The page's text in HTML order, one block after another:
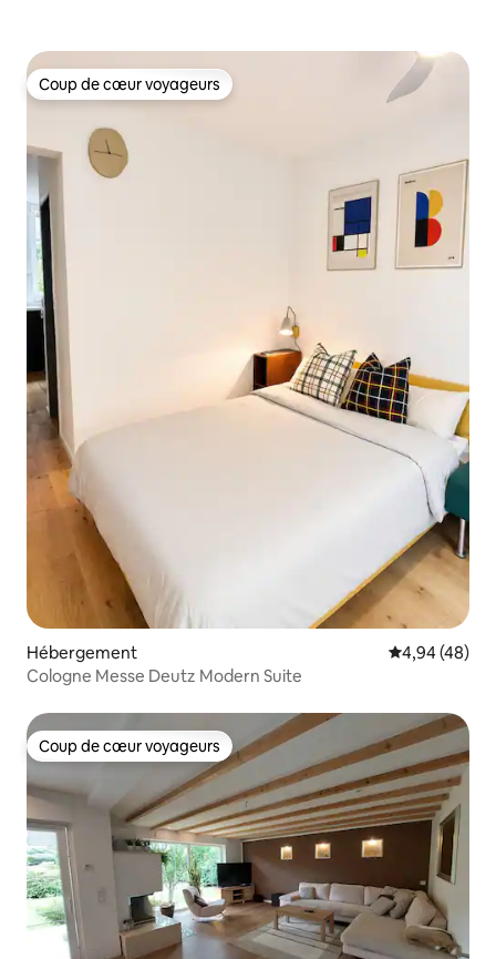
Coup de cœur voyageurs
Coup de cœur voyageurs
Hébergement Évaluation
4,94 (48)
Cologne Messe Deutz Modern Suite
Coup de cœur voyageurs
Coup de cœur voyageurs